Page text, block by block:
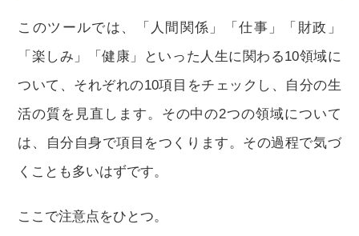
このツールでは、「人間関係」「仕事」「財政」
「楽しみ」「健康」といった人生に関わる10領域に
ついて、それぞれの10項目をチェックし、自分の生
活の質を見直します。その中の2つの領域について
は、自分自身で項目をつくります。その過程で気づ
くことも多いはずです。
ここで注意点をひとつ。